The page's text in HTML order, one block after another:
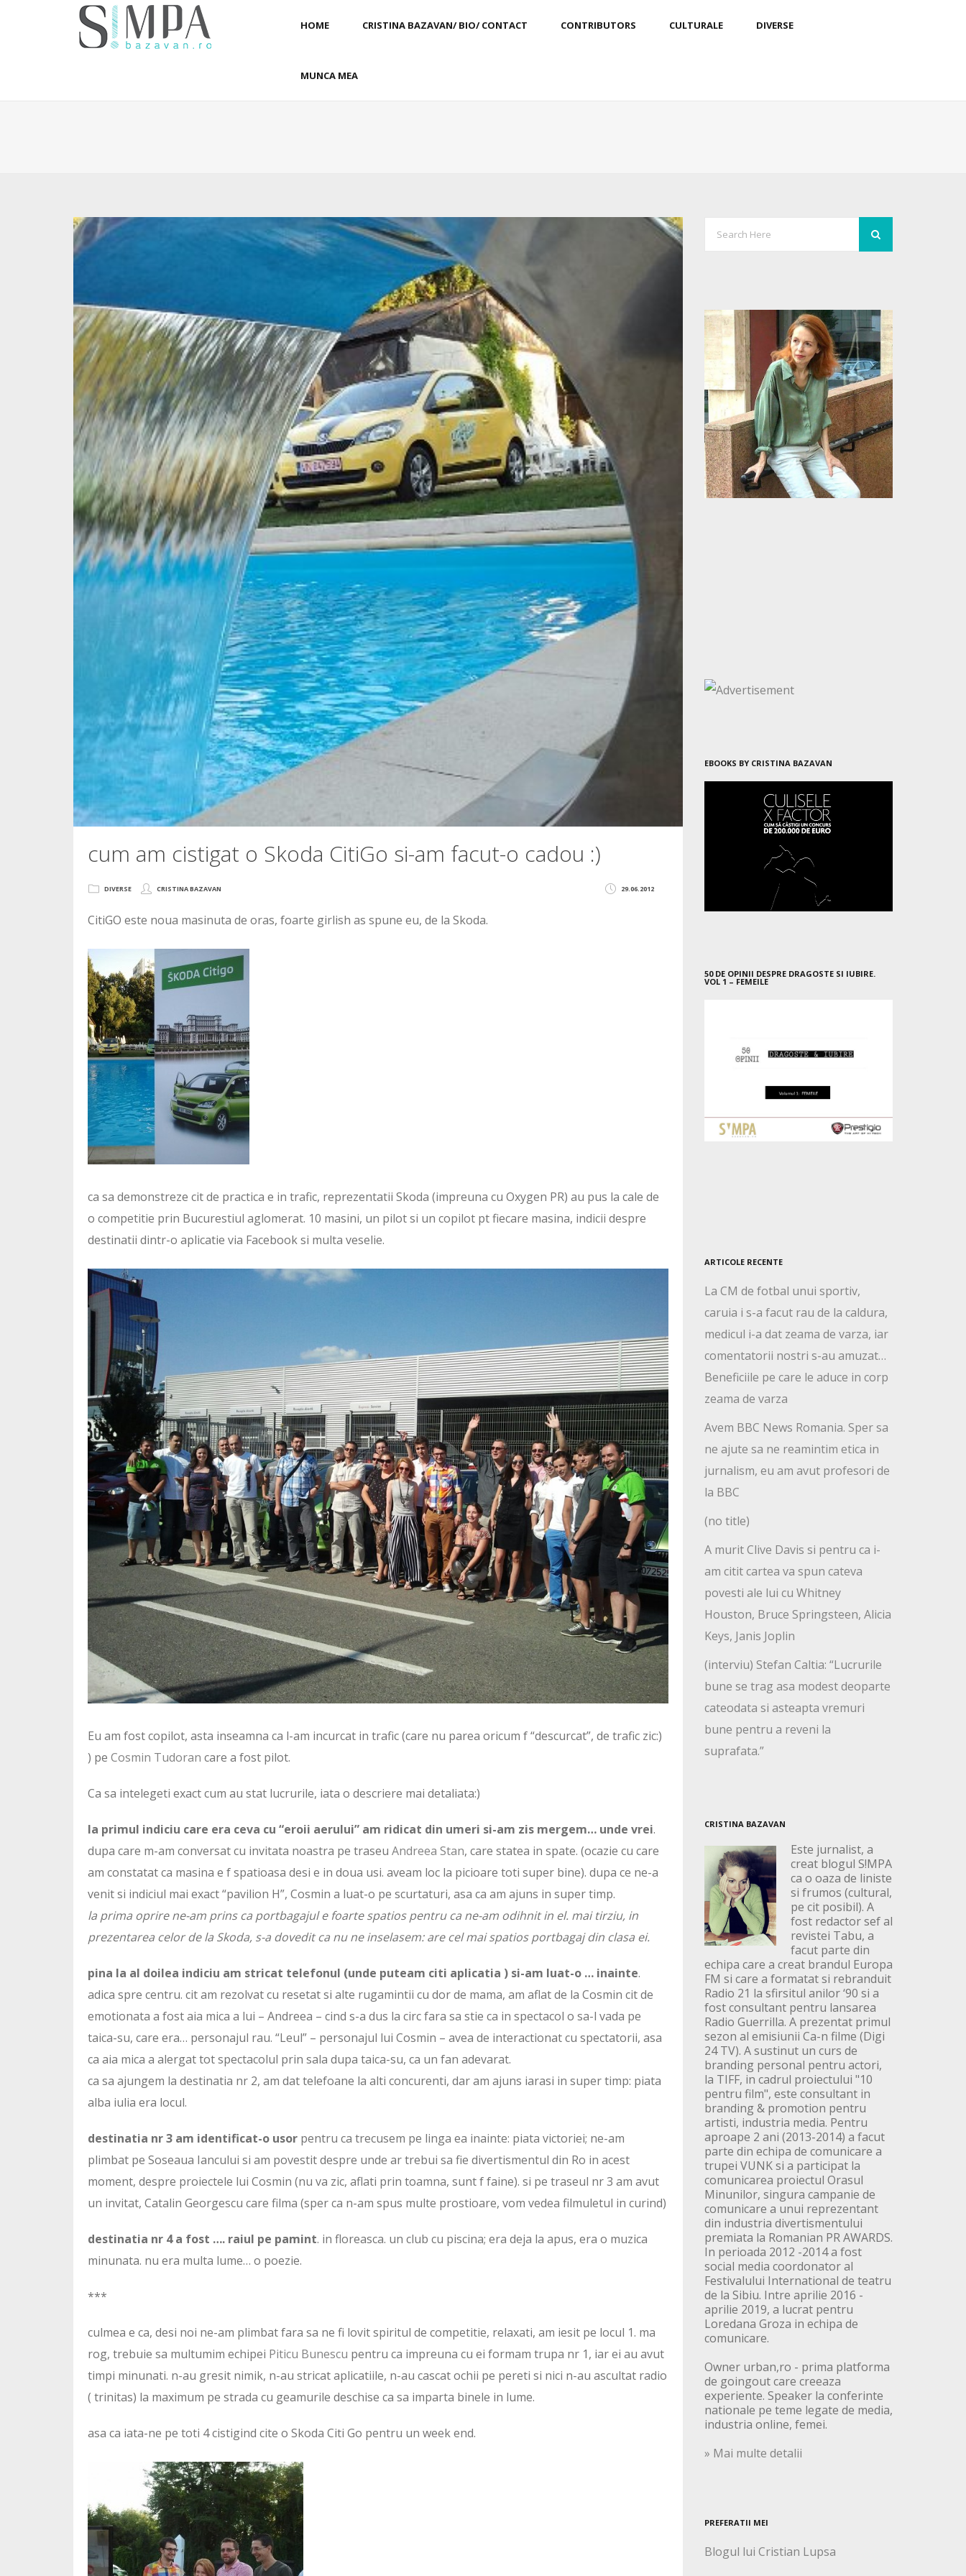
HOME CRISTINA BAZAVAN/ BIO/ CONTACT CONTRIBUTORS CULTURALE DIVERSE
MUNCA MEA
cum am cistigat o Skoda CitiGo si-am facut-o cadou :)
29.06.2012
DIVERSE CRISTINA BAZAVAN
CitiGO este noua masinuta de oras, foarte girlish as spune eu, de la Skoda.
ca sa demonstreze cit de practica e in trafic, reprezentatii Skoda (impreuna cu Oxygen PR) au pus la cale de
o competitie prin Bucurestiul aglomerat. 10 masini, un pilot si un copilot pt fiecare masina, indicii despre
destinatii dintr-o aplicatie via Facebook si multa veselie.
Eu am fost copilot, asta inseamna ca l-am incurcat in trafic (care nu parea oricum f “descurcat”, de trafic zic:)
) pe Cosmin Tudoran care a fost pilot.
Ca sa intelegeti exact cum au stat lucrurile, iata o descriere mai detaliata:)
la primul indiciu care era ceva cu “eroii aerului” am ridicat din umeri si-am zis mergem… unde vrei.
dupa care m-am conversat cu invitata noastra pe traseu Andreea Stan, care statea in spate. (ocazie cu care
am constatat ca masina e f spatioasa desi e in doua usi. aveam loc la picioare toti super bine). dupa ce ne-a
venit si indiciul mai exact “pavilion H”, Cosmin a luat-o pe scurtaturi, asa ca am ajuns in super timp.
la prima oprire ne-am prins ca portbagajul e foarte spatios pentru ca ne-am odihnit in el. mai tirziu, in
prezentarea celor de la Skoda, s-a dovedit ca nu ne inselasem: are cel mai spatios portbagaj din clasa ei.
pina la al doilea indiciu am stricat telefonul (unde puteam citi aplicatia ) si-am luat-o … inainte.
adica spre centru. cit am rezolvat cu resetat si alte rugamintii cu dor de mama, am aflat de la Cosmin cit de
emotionata a fost aia mica a lui – Andreea – cind s-a dus la circ fara sa stie ca in spectacol o sa-l vada pe
taica-su, care era… personajul rau. “Leul” – personajul lui Cosmin – avea de interactionat cu spectatorii, asa
ca aia mica a alergat tot spectacolul prin sala dupa taica-su, ca un fan adevarat.
ca sa ajungem la destinatia nr 2, am dat telefoane la alti concurenti, dar am ajuns iarasi in super timp: piata
alba iulia era locul.
destinatia nr 3 am identificat-o usor pentru ca trecusem pe linga ea inainte: piata victoriei; ne-am
plimbat pe Soseaua Iancului si am povestit despre unde ar trebui sa fie divertismentul din Ro in acest
moment, despre proiectele lui Cosmin (nu va zic, aflati prin toamna, sunt f faine). si pe traseul nr 3 am avut
un invitat, Catalin Georgescu care filma (sper ca n-am spus multe prostioare, vom vedea filmuletul in curind)
destinatia nr 4 a fost …. raiul pe pamint. in floreasca. un club cu piscina; era deja la apus, era o muzica
minunata. nu era multa lume… o poezie.
***
culmea e ca, desi noi ne-am plimbat fara sa ne fi lovit spiritul de competitie, relaxati, am iesit pe locul 1. ma
rog, trebuie sa multumim echipei Piticu Bunescu pentru ca impreuna cu ei formam trupa nr 1, iar ei au avut
timpi minunati. n-au gresit nimik, n-au stricat aplicatiile, n-au cascat ochii pe pereti si nici n-au ascultat radio
( trinitas) la maximum pe strada cu geamurile deschise ca sa imparta binele in lume.
asa ca iata-ne pe toti 4 cistigind cite o Skoda Citi Go pentru un week end.
EBOOKS BY CRISTINA BAZAVAN
50 DE OPINII DESPRE DRAGOSTE SI IUBIRE.
VOL 1 – FEMEILE
ARTICOLE RECENTE
La CM de fotbal unui sportiv,
caruia i s-a facut rau de la caldura,
medicul i-a dat zeama de varza, iar
comentatorii nostri s-au amuzat…
Beneficiile pe care le aduce in corp
zeama de varza
Avem BBC News Romania. Sper sa
ne ajute sa ne reamintim etica in
jurnalism, eu am avut profesori de
la BBC
(no title)
A murit Clive Davis si pentru ca i-
am citit cartea va spun cateva
povesti ale lui cu Whitney
Houston, Bruce Springsteen, Alicia
Keys, Janis Joplin
(interviu) Stefan Caltia: “Lucrurile
bune se trag asa modest deoparte
cateodata si asteapta vremuri
bune pentru a reveni la
suprafata.”
CRISTINA BAZAVAN
Este jurnalist, a
creat blogul S!MPA
ca o oaza de liniste
si frumos (cultural,
pe cit posibil). A
fost redactor sef al
revistei Tabu, a
facut parte din
echipa care a creat brandul Europa
FM si care a formatat si rebranduit
Radio 21 la sfirsitul anilor ‘90 si a
fost consultant pentru lansarea
Radio Guerrilla. A prezentat primul
sezon al emisiunii Ca-n filme (Digi
24 TV). A sustinut un curs de
branding personal pentru actori,
la TIFF, in cadrul proiectului "10
pentru film", este consultant in
branding & promotion pentru
artisti, industria media. Pentru
aproape 2 ani (2013-2014) a facut
parte din echipa de comunicare a
trupei VUNK si a participat la
comunicarea proiectul Orasul
Minunilor, singura campanie de
comunicare a unui reprezentant
din industria divertismentului
premiata la Romanian PR AWARDS.
In perioada 2012 -2014 a fost
social media coordonator al
Festivalului International de teatru
de la Sibiu. Intre aprilie 2016 -
aprilie 2019, a lucrat pentru
Loredana Groza in echipa de
comunicare.
Owner urban,ro - prima platforma
de goingout care creeaza
experiente. Speaker la conferinte
nationale pe teme legate de media,
industria online, femei.
» Mai multe detalii
PREFERATII MEI
Blogul lui Cristian Lupsa